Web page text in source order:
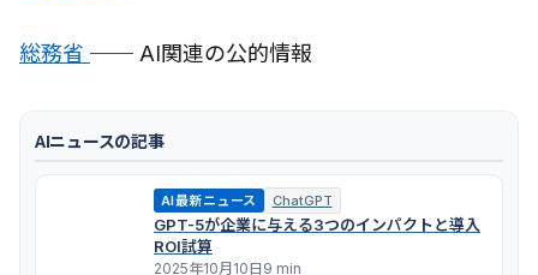
総務省 ── AI関連の公的情報
AIニュースの記事
AI最新ニュース ChatGPT
GPT-5が企業に与える3つのインパクトと導入
ROI試算
2025年10月10日9 min